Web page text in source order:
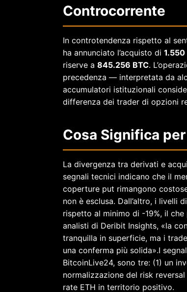
Controcorrente
In controtendenza rispetto al
ha annunciato l’acquisto di
riserve a 845.256 BTC.
precedenza — interpretata da
accumulatori istituzionali
differenza dei trader di opzioni
Cosa Significa
La divergenza tra derivati e
segnali tecnici indicano che il
coperture put rimangono
non è esclusa. Dall’altro, i livelli
rispetto al minimo di -19%, il
analisti di Deribit Insights, «la
tranquilla in superficie, ma i
una conferma più solida».I
BitcoinLive24, sono tre: (1) un
normalizzazione del risk
rate ETH in territorio positivo.